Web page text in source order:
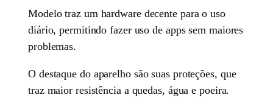
Modelo traz um hardware decente para o uso
diário, permitindo fazer uso de apps sem maiores
problemas.
O destaque do aparelho são suas proteções, que
traz maior resistência a quedas, água e poeira.